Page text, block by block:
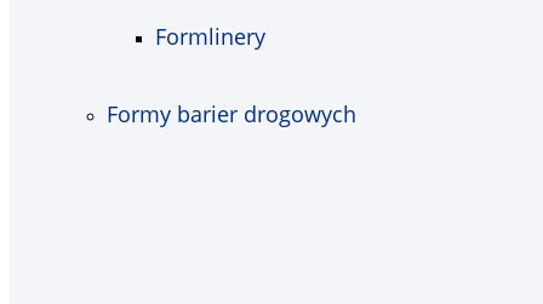
Formlinery
Formy barier drogowych